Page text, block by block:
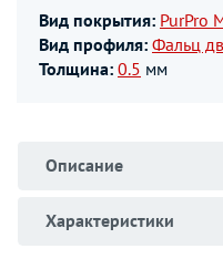
Вид покрытия: PurPro
Вид профиля: Фальц
Толщина: 0.5 мм
Описание
Характеристики